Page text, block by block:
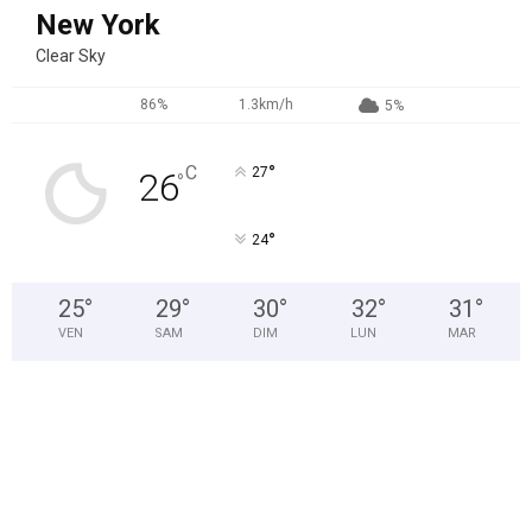
New York
Clear Sky
86% 1.3km/h 5%
26°C 27°
24°
25°
VEN
29°
SAM
30°
DIM
32°
LUN
31 °
MAR